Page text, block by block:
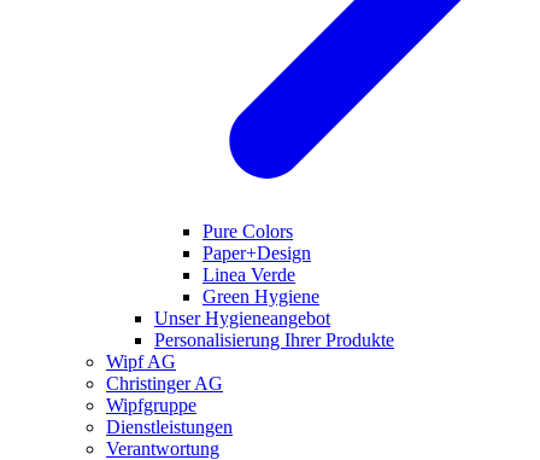
Pure Colors
Paper+Design
Linea Verde
Green Hygiene
Unser Hygieneangebot
Personalisierung Ihrer Produkte
Wipf AG
Christinger AG
Wipfgruppe
Dienstleistungen
Verantwortung